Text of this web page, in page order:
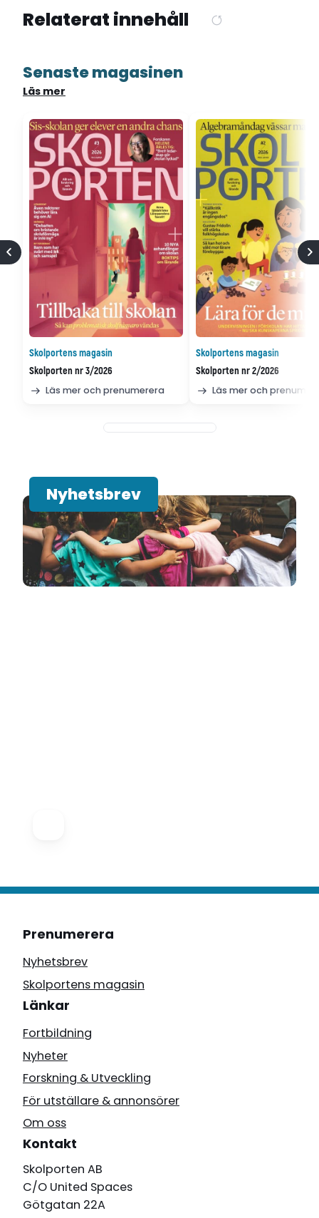
Relaterat innehåll
Senaste magasinen
Läs mer
Skolportens magasin
Skolporten nr 3/2026
Läs mer och prenumerera
Skolportens magasin
Skolporten nr 2/2026
Läs mer och
Nyhetsbrev
Prenumerera
Nyhetsbrev
Skolportens magasin
Länkar
Fortbildning
Nyheter
Forskning & Utveckling
För utställare & annonsörer
Om oss
Kontakt
Skolporten AB
C/O United Spaces
Götgatan 22A